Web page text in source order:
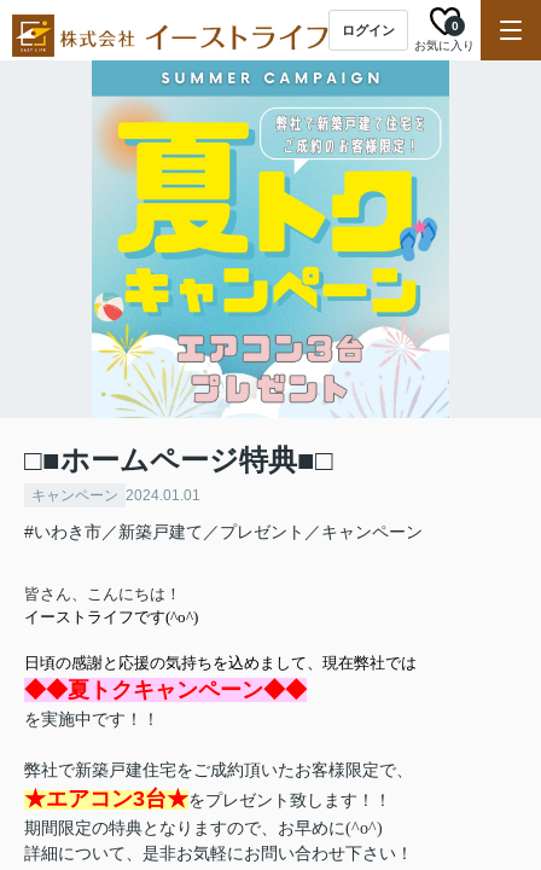
ログイン
お気に入り
0
□■ホームページ特典■□
キャンペーン 2024.01.01
#いわき市／新築戸建て／プレゼント／キャンペーン
皆さん、こんにちは！
イーストライフです(^o^)
日頃の感謝と応援の気持ちを込めまして、現在弊社では
◆◆夏トクキャンペーン◆◆
を実施中です！！
弊社で新築戸建住宅をご成約頂いたお客様限定で、
★エアコン3台★をプレゼント致します！！
期間限定の特典となりますので、お早めに(^o^)
詳細について、是非お気軽にお問い合わせ下さい！